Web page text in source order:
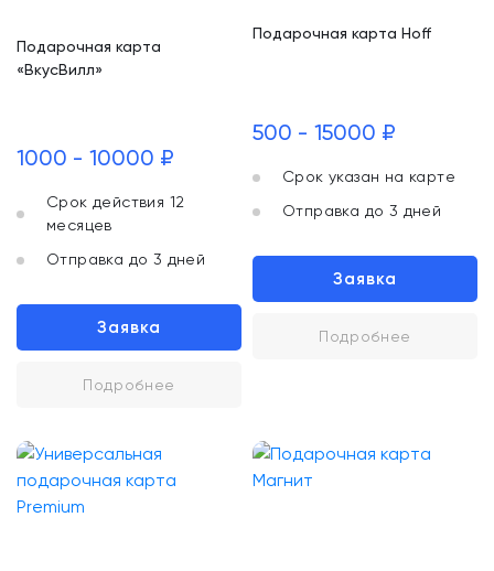
Подарочная карта
«ВкусВилл»
1000 - 10000 ₽
Срок действия 12
месяцев
Отправка до 3 дней
Заявка
Подробнее
Подарочная карта Hoff
500 - 15000 ₽
Срок указан на карте
Отправка до 3 дней
Заявка
Подробнее